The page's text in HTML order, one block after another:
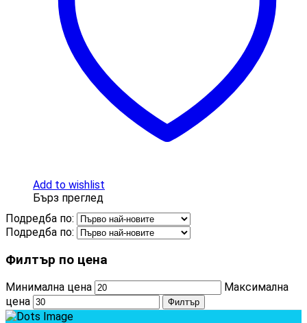
Add to wishlist
Бърз преглед
Подредба по:
Подредба по:
Филтър по цена
Минимална цена
Максимална
цена
Филтър